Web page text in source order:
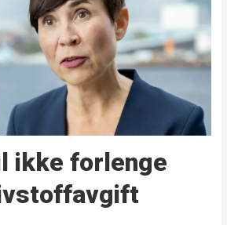
ikke forlenge